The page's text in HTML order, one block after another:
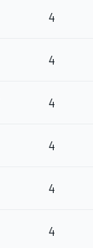
4
4
4
4
4
4